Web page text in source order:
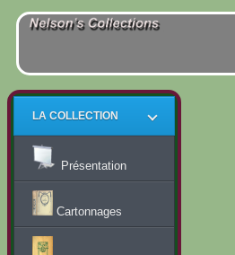
LA COLLECTION
Présentation
Cartonnages